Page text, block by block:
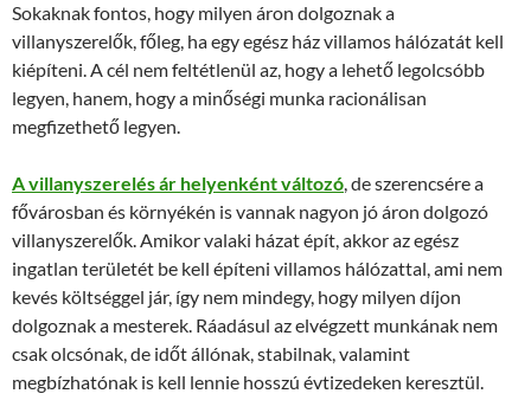
Sokaknak fontos, hogy milyen áron dolgoznak a
villanyszerelők, főleg, ha egy egész ház villamos hálózatát kell
kiépíteni. A cél nem feltétlenül az, hogy a lehető legolcsóbb
legyen, hanem, hogy a minőségi munka racionálisan
megfizethető legyen.
A villanyszerelés ár helyenként változó, de szerencsére a
fővárosban és környékén is vannak nagyon jó áron dolgozó
villanyszerelők. Amikor valaki házat épít, akkor az egész
ingatlan területét be kell építeni villamos hálózattal, ami nem
kevés költséggel jár, így nem mindegy, hogy milyen díjon
dolgoznak a mesterek. Ráadásul az elvégzett munkának nem
csak olcsónak, de időt állónak, stabilnak, valamint
megbízhatónak is kell lennie hosszú évtizedeken keresztül.